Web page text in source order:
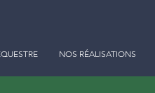
NOS RÉALISATIONS